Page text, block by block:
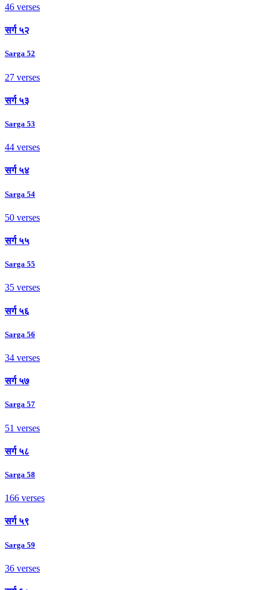
46 verses
सर्ग ५२
Sarga 52
27 verses
सर्ग ५३
Sarga 53
44 verses
सर्ग ५४
Sarga 54
50 verses
सर्ग ५५
Sarga 55
35 verses
सर्ग ५६
Sarga 56
34 verses
सर्ग ५७
Sarga 57
51 verses
सर्ग ५८
Sarga 58
166 verses
सर्ग ५९
Sarga 59
36 verses